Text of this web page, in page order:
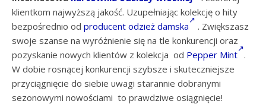
klientkom najwyższą jakość. Uzupełniając kolekcję o hity
bezpośrednio od producent odzież damska
. Zwiększasz
swoje szanse na wyróżnienie się na tle konkurencji oraz
pozyskanie nowych klientów z kolekcja od Pepper Mint .
W dobie rosnącej konkurencji szybsze i skuteczniejsze
przyciągnięcie do siebie uwagi starannie dobranymi
sezonowymi nowościami to prawdziwe osiągnięcie!